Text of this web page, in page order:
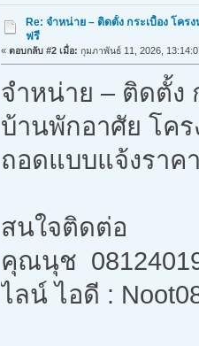
Re: จำหน่าย – ติดตั้ง กระเบื้อง โคร
ฟรี
« ตอบกลับ #2 เมื่อ: กุมภาพันธ์ 11, 2026,
จำหน่าย – ติดตั้ง
บ้านพักอาศัย โค
ถอดแบบแจ้งราค
สนใจติดต่อ
คุณนุช
ไลน์ ไอดี :